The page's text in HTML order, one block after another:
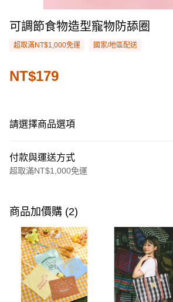
可調節食物造型寵物防舔圈
超取滿NT$1,000免運 國家/地區配送
NT$179
請選擇商品選項
付款與運送方式
超取滿NT$1,000免運
信用卡一次付款
購物金
超商取貨付款
LINE Pay
街口支付
商品加價購 (2)